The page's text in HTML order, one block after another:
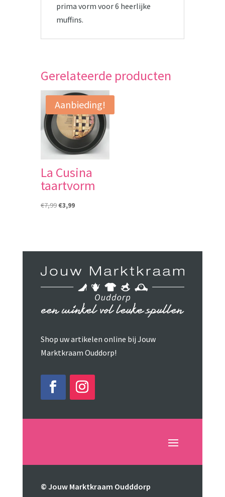
prima vorm voor 6 heerlijke
muffins.
Gerelateerde producten
Aanbieding!
La Cusina
taartvorm
€7,99Oorspronkelijke
€3,99Huidige
Shop uw artikelen online bij Jouw
Marktkraam Ouddorp!
© Jouw Marktkraam Oudddorp